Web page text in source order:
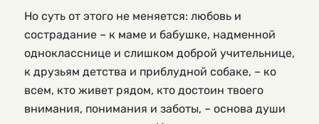
Но суть от этого не меняется: любовь и
сострадание – к маме и бабушке, надменной
однокласснице и слишком доброй учительнице,
к друзьям детства и приблудной собаке, – ко
всем, кто живет рядом, кто достоин твоего
внимания, понимания и заботы, – основа души